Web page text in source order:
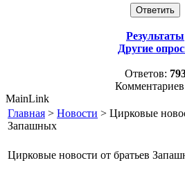
Результаты
Другие
Ответов:
MainLink
Главная > Новости > Цирковые
Запашных
Цирковые новости от братьев